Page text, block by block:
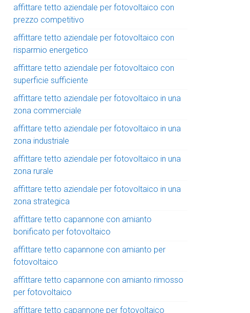
affittare tetto aziendale per fotovoltaico con
prezzo competitivo
affittare tetto aziendale per fotovoltaico con
risparmio energetico
affittare tetto aziendale per fotovoltaico con
superficie sufficiente
affittare tetto aziendale per fotovoltaico in una
zona commerciale
affittare tetto aziendale per fotovoltaico in una
zona industriale
affittare tetto aziendale per fotovoltaico in una
zona rurale
affittare tetto aziendale per fotovoltaico in una
zona strategica
affittare tetto capannone con amianto
bonificato per fotovoltaico
affittare tetto capannone con amianto per
fotovoltaico
affittare tetto capannone con amianto rimosso
per fotovoltaico
affittare tetto capannone per fotovoltaico